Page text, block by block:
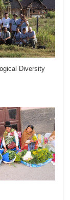
Diversity